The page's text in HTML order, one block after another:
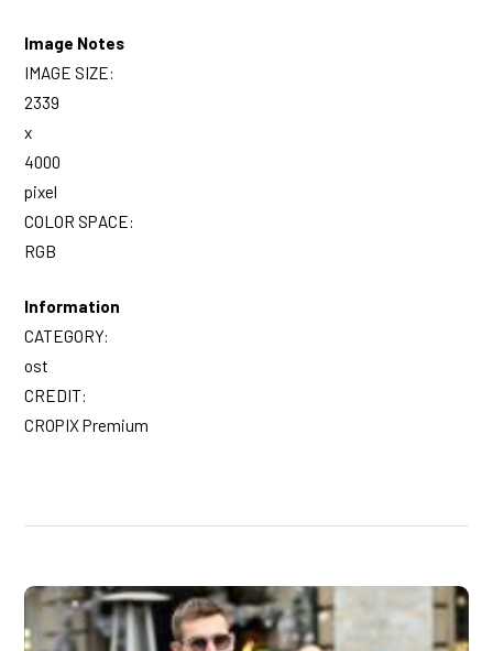
Image Notes
IMAGE SIZE:
2339
x
4000
pixel
COLOR SPACE:
RGB
Information
CATEGORY:
ost
CREDIT:
CROPIX Premium